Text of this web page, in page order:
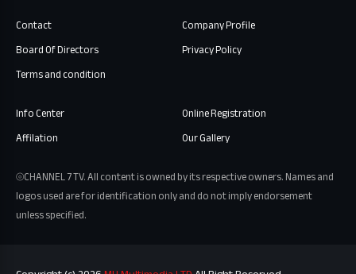
Contact
Company Profile
Board Of Directors
Privacy Policy
Terms and condition
Info Center
Online Registration
Affilation
Our Gallery
⦾CHANNEL 7 TV. All content is owned by its respective owners. Names and
logos used are for identification only and do not imply endorsement
unless specified.